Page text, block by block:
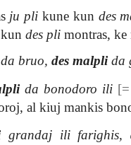
ju pli kune kun des
kundes pli montras, ke
bruo, des malplida
da bonodoro ili
al kiuj mankis
grandaj ili farighis,